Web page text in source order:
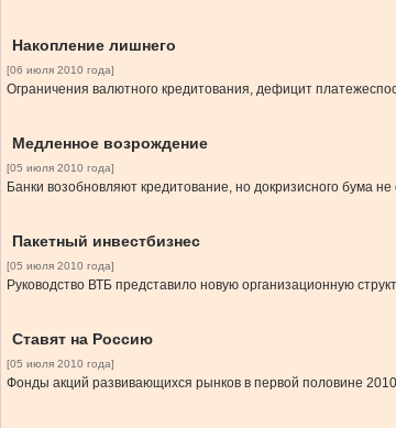
Накопление лишнего
[06 июля 2010 года]
Ограничения валютного кредитования, дефицит
Медленное возрождение
[05 июля 2010 года]
Банки возобновляют кредитование, но докризисного бума
Пакетный инвестбизнес
[05 июля 2010 года]
Руководство ВТБ представило новую организационную
Ставят на Россию
[05 июля 2010 года]
Фонды акций развивающихся рынков в первой половине